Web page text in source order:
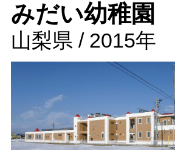
みだい幼稚園
山梨県 / 2015年